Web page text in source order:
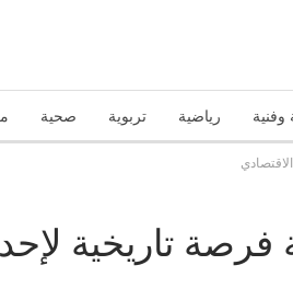
وفنية رياضية تربوية صحية
زاوية الرأي
فرصة تاريخية